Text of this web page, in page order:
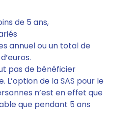
de 5 ans,
annuel ou un total de
pas de bénéficier
de la SAS pour le
n’est en effet que
que pendant 5 ans